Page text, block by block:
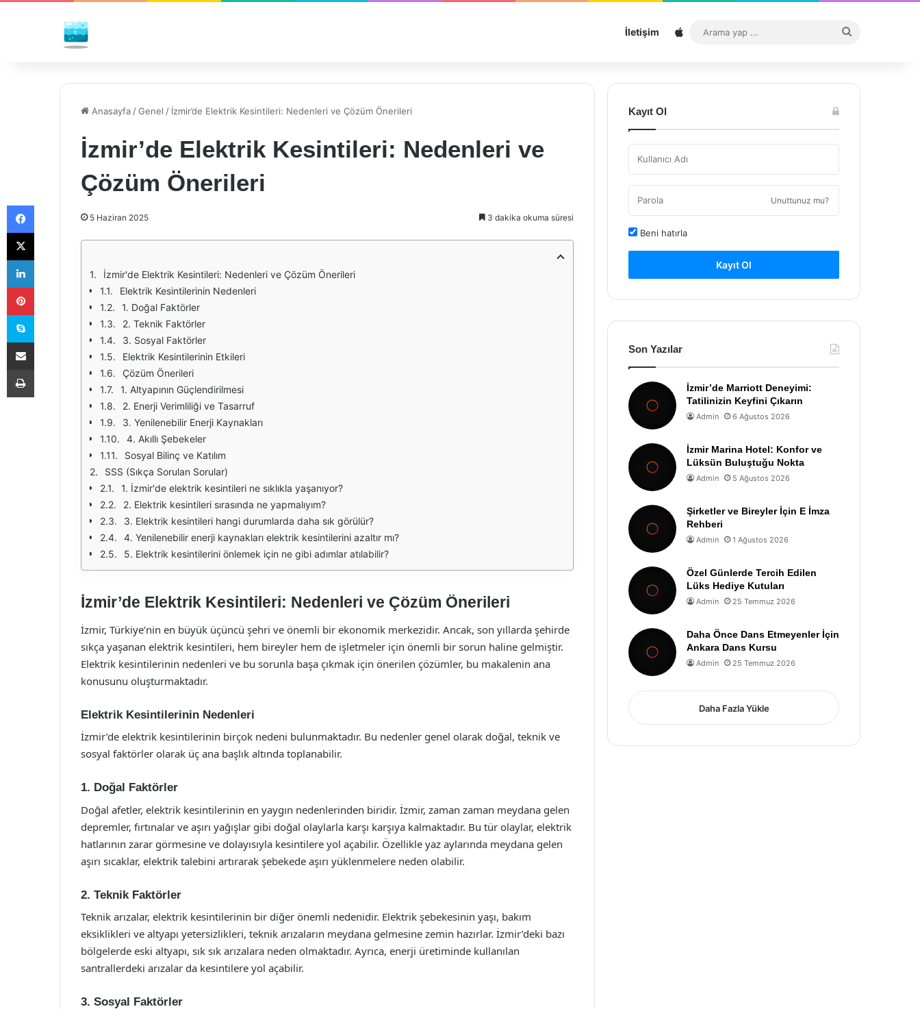
İletişim Sitemap
...
Anasayfa /Genel / İzmir’de Elektrik Kesintileri: Nedenleri ve Çözüm Önerileri
İzmir’de Elektrik Kesintileri: Nedenleri ve
Çözüm Önerileri
5 Haziran 2025 3 dakika okuma süresi
İzmir'de Elektrik Kesintileri: Nedenleri ve Çözüm Önerileri
Elektrik Kesintilerinin Nedenleri
1. Doğal Faktörler
2. Teknik Faktörler
3. Sosyal Faktörler
Elektrik Kesintilerinin Etkileri
Çözüm Önerileri
1. Altyapının Güçlendirilmesi
2. Enerji Verimliliği ve Tasarruf
3. Yenilenebilir Enerji Kaynakları
4. Akıllı Şebekeler
Sosyal Bilinç ve Katılım
SSS (Sıkça Sorulan Sorular)
1. İzmir'de elektrik kesintileri ne sıklıkla yaşanıyor?
2. Elektrik kesintileri sırasında ne yapmalıyım?
3. Elektrik kesintileri hangi durumlarda daha sık görülür?
4. Yenilenebilir enerji kaynakları elektrik kesintilerini azaltır mı?
5. Elektrik kesintilerini önlemek için ne gibi adımlar atılabilir?
İzmir’de Elektrik Kesintileri: Nedenleri ve Çözüm Önerileri
İzmir, Türkiye’nin en büyük üçüncü şehri ve önemli bir ekonomik merkezidir. Ancak, son yıllarda şehirde
sıkça yaşanan elektrik kesintileri, hem bireyler hem de işletmeler için önemli bir sorun haline gelmiştir.
Elektrik kesintilerinin nedenleri ve bu sorunla başa çıkmak için önerilen çözümler, bu makalenin ana
konusunu oluşturmaktadır.
Elektrik Kesintilerinin Nedenleri
İzmir’de elektrik kesintilerinin birçok nedeni bulunmaktadır. Bu nedenler genel olarak doğal, teknik ve
sosyal faktörler olarak üç ana başlık altında toplanabilir.
1. Doğal Faktörler
Doğal afetler, elektrik kesintilerinin en yaygın nedenlerinden biridir. İzmir, zaman zaman meydana gelen
depremler, fırtınalar ve aşırı yağışlar gibi doğal olaylarla karşı karşıya kalmaktadır. Bu tür olaylar, elektrik
hatlarının zarar görmesine ve dolayısıyla kesintilere yol açabilir. Özellikle yaz aylarında meydana gelen
aşırı sıcaklar, elektrik talebini artırarak şebekede aşırı yüklenmelere neden olabilir.
2. Teknik Faktörler
Teknik arızalar, elektrik kesintilerinin bir diğer önemli nedenidir. Elektrik şebekesinin yaşı, bakım
eksiklikleri ve altyapı yetersizlikleri, teknik arızaların meydana gelmesine zemin hazırlar. İzmir’deki bazı
bölgelerde eski altyapı, sık sık arızalara neden olmaktadır. Ayrıca, enerji üretiminde kullanılan
santrallerdeki arızalar da kesintilere yol açabilir.
3. Sosyal Faktörler
Kayıt Ol
Unuttunuz mu?
Beni hatırla
Kayıt Ol
Son Yazılar
İzmir’de Marriott Deneyimi:
Tatilinizin Keyfini Çıkarın
Admin 6 Ağustos 2026
İzmir Marina Hotel: Konfor ve
Lüksün Buluştuğu Nokta
Admin 5 Ağustos 2026
Şirketler ve Bireyler İçin E İmza
Rehberi
Admin 1 Ağustos 2026
Özel Günlerde Tercih Edilen
Lüks Hediye Kutuları
Admin 25 Temmuz 2026
Daha Önce Dans Etmeyenler İçin
Ankara Dans Kursu
Admin 25 Temmuz 2026
Daha Fazla Yükle
Facebook
X
LinkedIn
Pinterest
Skype
E-Posta ile paylaş